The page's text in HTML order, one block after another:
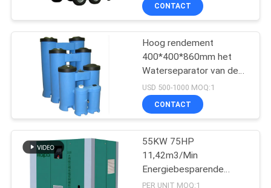
KWALITEITSCONTROLE
NEEM
CONTACT
OP
De
Luchtcompressor
van de
riemaandrijving
CONTACT
Hoog rendement
400*400*860mm het
Waterseparator van de
16 Barolie
USD 500-1000 MOQ:1
CONTACT
55KW 75HP
11,42m3/Min
Energiebesparende
dubbele fase roterende
PER UNIT MOQ:1